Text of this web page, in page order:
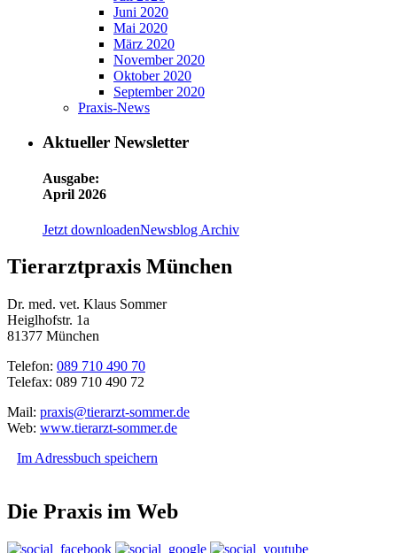
Juni 2020
Mai 2020
März 2020
November 2020
Oktober 2020
September 2020
Praxis-News
Aktueller Newsletter
Ausgabe:
April 2026
Jetzt downloadenNewsblog Archiv
Tierarztpraxis München
Dr. med. vet. Klaus Sommer
Heiglhofstr. 1a
81377 München
Telefon: 089 710 490 70
Telefax: 089 710 490 72
Mail: praxis@tierarzt-sommer.de
Web: www.tierarzt-sommer.de
Im Adressbuch speichern
Die Praxis im Web